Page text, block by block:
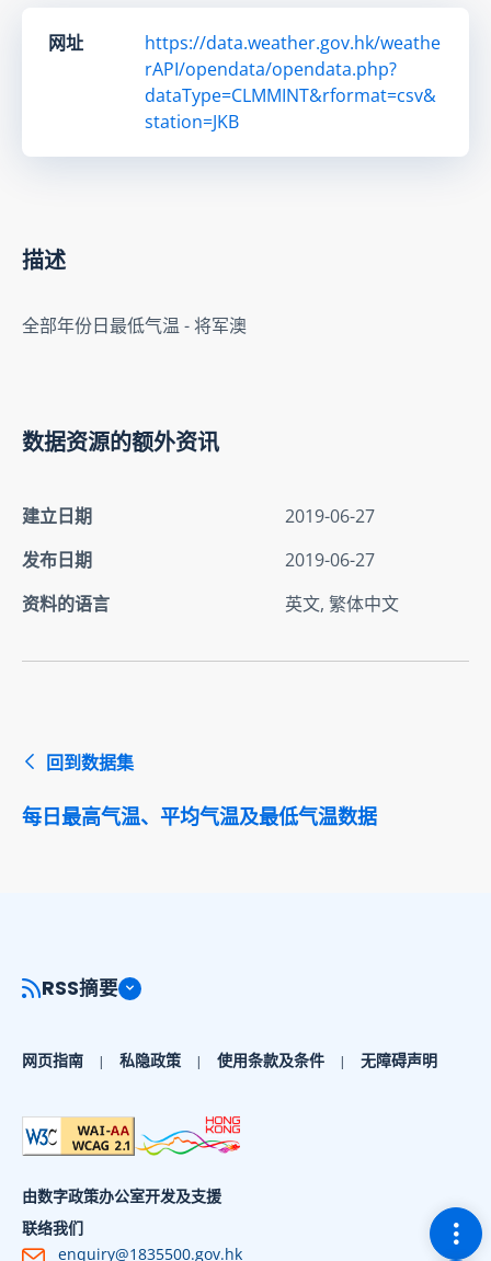
网址
https://data.weather.gov.hk/weathe
rAPI/opendata/opendata.php?
dataType=CLMMINT&rformat=csv&
station=JKB
描述
全部年份日最低气温 - 将军澳
数据资源的额外资讯
建立日期
2019-06-27
发布日期
2019-06-27
资料的语言
英文, 繁体中文
回到数据集
每日最高气温、平均气温及最低气温数据
切
RSS摘要
网页指南 私隐政策 使用条款及条件 无障碍声明
由数字政策办公室开发及支援
联络我们
enquiry@1835500.gov.hk